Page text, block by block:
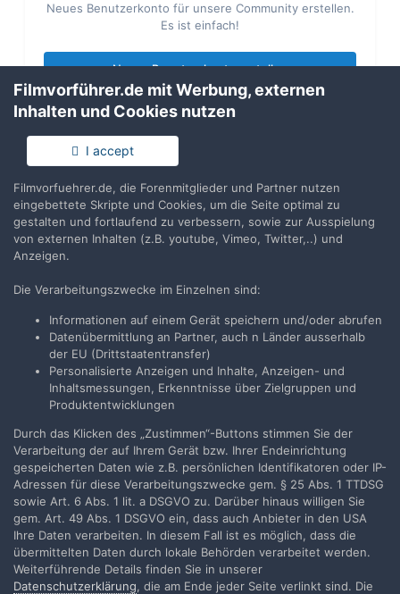
Neues Benutzerkonto für unsere Community erstellen.
Es ist einfach!
Neues Benutzerkonto erstellen
Du hast bereits ein Benutzerkonto? Melde Dich hier an.
Jetzt anmelden
Teilen Folgen
Zur Themenübersicht
Filmvorführer.de via Google durchsuchen:
Sprache
Impressum / Datenschutzerklärung
Nutzungsbedingungen
Realisierung: IN-Solution
Powered by Invision Community
Filmvorführer.de mit Werbung, externen
Inhalten und Cookies nutzen
I accept
Filmvorfuehrer.de, die Forenmitglieder und Partner nutzen
eingebettete Skripte und Cookies, um die Seite optimal zu
gestalten und fortlaufend zu verbessern, sowie zur Ausspielung
von externen Inhalten (z.B. youtube, Vimeo, Twitter,..) und
Anzeigen.
Die Verarbeitungszwecke im Einzelnen sind:
Informationen auf einem Gerät speichern und/oder abrufen
Datenübermittlung an Partner, auch n Länder ausserhalb
der EU (Drittstaatentransfer)
Personalisierte Anzeigen und Inhalte, Anzeigen- und
Inhaltsmessungen, Erkenntnisse über Zielgruppen und
Produktentwicklungen
Durch das Klicken des „Zustimmen“-Buttons stimmen Sie der
Verarbeitung der auf Ihrem Gerät bzw. Ihrer Endeinrichtung
gespeicherten Daten wie z.B. persönlichen Identifikatoren oder IP-
Adressen für diese Verarbeitungszwecke gem. § 25 Abs. 1 TTDSG
sowie Art. 6 Abs. 1 lit. a DSGVO zu. Darüber hinaus willigen Sie
gem. Art. 49 Abs. 1 DSGVO ein, dass auch Anbieter in den USA
Ihre Daten verarbeiten. In diesem Fall ist es möglich, dass die
übermittelten Daten durch lokale Behörden verarbeitet werden.
Weiterführende Details finden Sie in unserer
Datenschutzerklärung, die am Ende jeder Seite verlinkt sind. Die